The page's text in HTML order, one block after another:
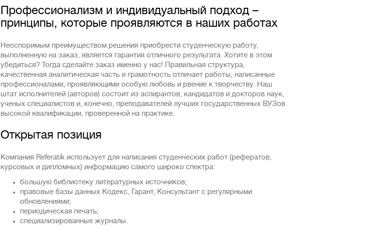
Профессионализм и индивидуальный подход –
принципы, которые проявляются в наших работах
Неоспоримым преимуществом решения приобрести студенческую работу,
выполненную на заказ, является гарантия отличного результата. Хотите в этом
убедиться? Тогда сделайте заказ именно у нас! Правильная структура,
качественная аналитическая часть и грамотность отличает работы, написанные
профессионалами, проявляющими особую любовь и рвение к творчеству. Наш
штат исполнителей (авторов) состоит из аспирантов, кандидатов и докторов наук,
ученых специалистов и, конечно, преподавателей лучших государственных ВУЗов
высокой квалификации, проверенной на практике.
Открытая позиция
Компания Referatik использует для написания студенческих работ (рефератов,
курсовых и дипломных) информацию самого широко спектра:
большую библиотеку литературных источников;
правовые базы данных Кодекс, Гарант, Консультант с регулярными
обновлениями;
периодическая печать;
специализированные журналы.